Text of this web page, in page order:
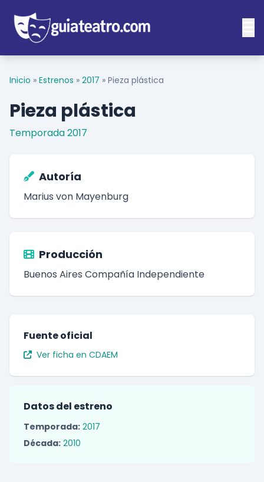
Inicio » Estrenos » 2017 » Pieza plástica
Pieza plástica
Temporada 2017
Autoría
Marius von Mayenburg
Producción
Buenos Aires Compañía Independiente
Fuente oficial
Ver ficha en CDAEM
Datos del estreno
Temporada: 2017
Década: 2010